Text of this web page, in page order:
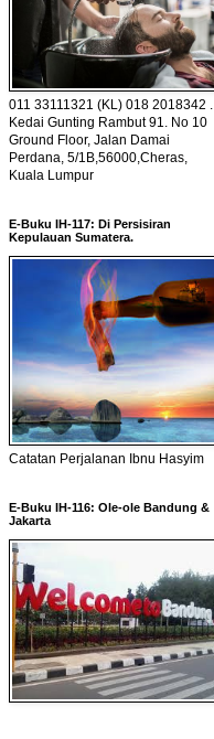
011 33111321 (KL) 018 2018342 .
Kedai Gunting Rambut 91. No 10
Ground Floor, Jalan Damai
Perdana, 5/1B,56000,Cheras,
Kuala Lumpur
E-Buku IH-117: Di Persisiran
Kepulauan Sumatera.
Catatan Perjalanan Ibnu Hasyim
E-Buku IH-116: Ole-ole Bandung &
Jakarta